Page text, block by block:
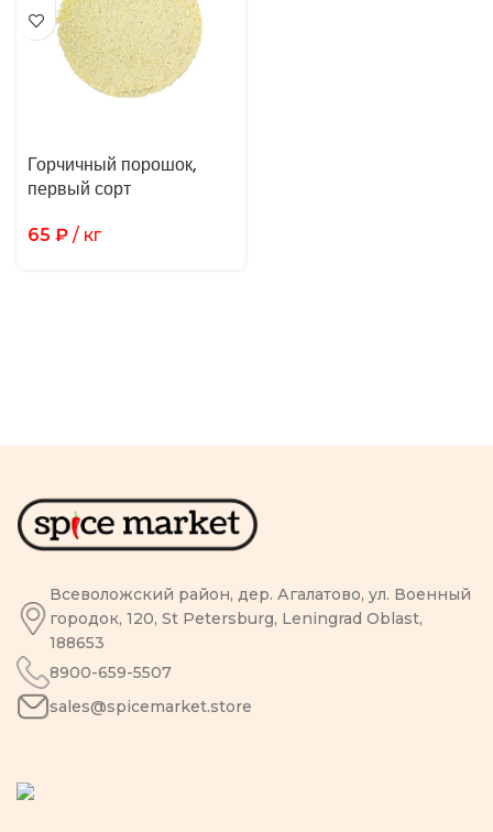
Горчичный порошок,
первый сорт
65 ₽ / кг
Всеволожский район, дер. Агалатово, ул. Военный
городок, 120, St Petersburg, Leningrad Oblast,
188653
8900-659-5507
sales@spicemarket.store